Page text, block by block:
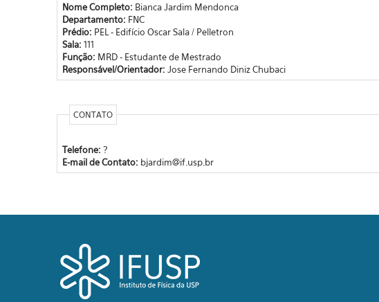
Nome Completo: Bianca Jardim Mendonca
Departamento: FNC
Prédio: PEL - Edifício Oscar Sala / Pelletron
Sala: 111
Função: MRD - Estudante de Mestrado
Responsável/Orientador: Jose Fernando Diniz Chubaci
CONTATO
Telefone: ?
E-mail de Contato: bjardim@if.usp.br